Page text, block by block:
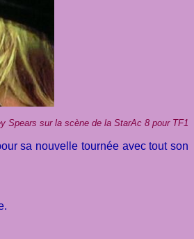
Spears sur la scène de la StarAc 8 pour TF1
sa nouvelle tournée avec tout son